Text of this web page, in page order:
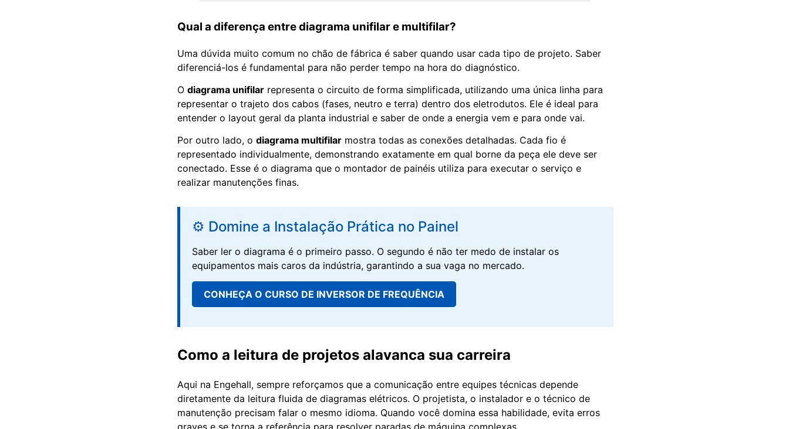
Qual a diferença entre diagrama unifilar e multifilar?
Uma dúvida muito comum no chão de fábrica é saber quando usar cada tipo de projeto. Saber
diferenciá-los é fundamental para não perder tempo na hora do diagnóstico.
Odiagrama unifilar representa o circuito de forma simplificada, utilizando uma única linha para
representar o trajeto dos cabos (fases, neutro e terra) dentro dos eletrodutos. Ele é ideal para
entender o layout geral da planta industrial e saber de onde a energia vem e para onde vai.
Por outro lado, odiagrama multifilar mostra todas as conexões detalhadas. Cada fio é
representado individualmente, demonstrando exatamente em qual borne da peça ele deve ser
conectado. Esse é o diagrama que o montador de painéis utiliza para executar o serviço e
realizar manutenções finas.
⚙️ Domine a Instalação Prática no Painel
Saber ler o diagrama é o primeiro passo. O segundo é não ter medo de instalar os
equipamentos mais caros da indústria, garantindo a sua vaga no mercado.
CONHEÇA O CURSO DE INVERSOR DE FREQUÊNCIA
Como a leitura de projetos alavanca sua carreira
Aqui na Engehall, sempre reforçamos que a comunicação entre equipes técnicas depende
diretamente da leitura fluida de diagramas elétricos. O projetista, o instalador e o técnico de
manutenção precisam falar o mesmo idioma. Quando você domina essa habilidade, evita erros